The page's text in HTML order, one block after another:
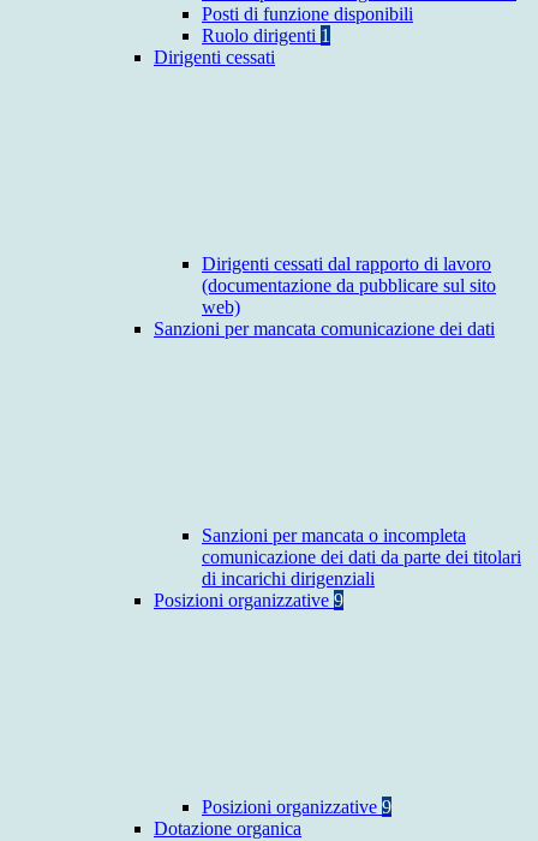
Posti di funzione disponibili
Ruolo dirigenti 1
Dirigenti cessati
Dirigenti cessati dal rapporto di lavoro
(documentazione da pubblicare sul sito
web)
Sanzioni per mancata comunicazione dei dati
Sanzioni per mancata o incompleta
comunicazione dei dati da parte dei titolari
di incarichi dirigenziali
Posizioni organizzative 9
Posizioni organizzative 9
Dotazione organica